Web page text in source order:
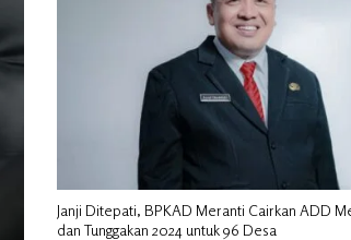
Janji Ditepati, BPKAD Meranti Cairkan ADD
dan Tunggakan 2024 untuk 96 Desa